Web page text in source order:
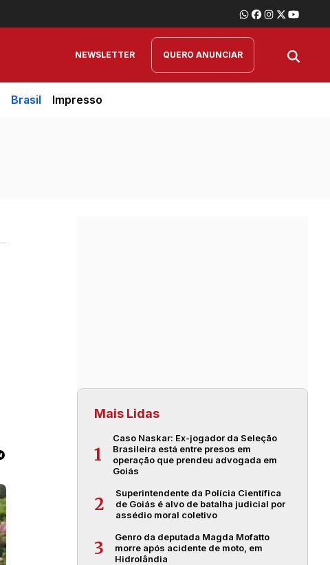
NEWSLETTER QUERO ANUNCIAR
Brasil Impresso
Mais Lidas
1
Caso Naskar: Ex-jogador da Seleção
Brasileira está entre presos em
operação que prendeu advogada em
Goiás
2
Superintendente da Polícia Científica
de Goiás é alvo de batalha judicial por
assédio moral coletivo
3
Genro da deputada Magda Mofatto
morre após acidente de moto, em
Hidrolândia